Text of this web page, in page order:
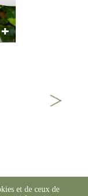
+
et de ceux de